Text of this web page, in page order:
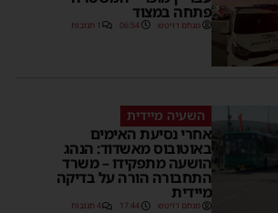
פתחה במצוד
מנחם דויטש 06:54 1 תגובות
השעיה מיידית
אחרי נסיעת האימים
באוטובוס מאשדוד: הנהג
הושעה מתפקידו – משרד
התחבורה הורה על בדיקה
מיידית
מנחם דויטש 17:44 4 תגובות